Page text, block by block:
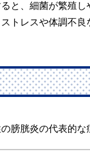
ると、細菌が繁殖
トレスや体調不良
膀胱炎の代表的な